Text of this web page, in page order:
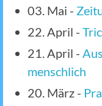
03. Mai -
22. April -
21. April -
menschlich
20. März -